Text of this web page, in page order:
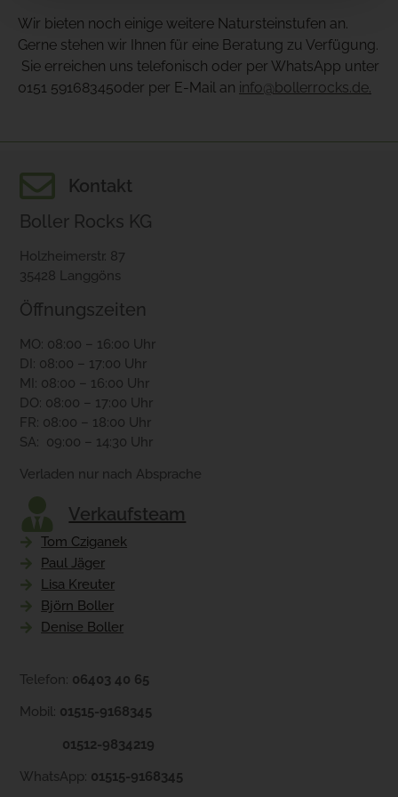
Wir bieten noch einige weitere Natursteinstufen an.
Gerne stehen wir Ihnen für eine Beratung zu Verfügung.
Sie erreichen uns telefonisch oder per WhatsApp unter
0151 59168345oder per E-Mail an info@bollerrocks.de.
Kontakt
Boller Rocks KG
Holzheimerstr. 87
35428 Langgöns
Öffnungszeiten
MO: 08:00 – 16:00 Uhr
DI: 08:00 – 17:00 Uhr
MI: 08:00 – 16:00 Uhr
DO: 08:00 – 17:00 Uhr
FR: 08:00 – 18:00 Uhr
SA: 09:00 – 14:30 Uhr
Verladen nur nach Absprache
Verkaufsteam
Tom Cziganek
Paul Jäger
Lisa Kreuter
Björn Boller
Denise Boller
Telefon: 06403 40 65
Mobil: 01515-9168345
01512-9834219
WhatsApp: 01515-9168345